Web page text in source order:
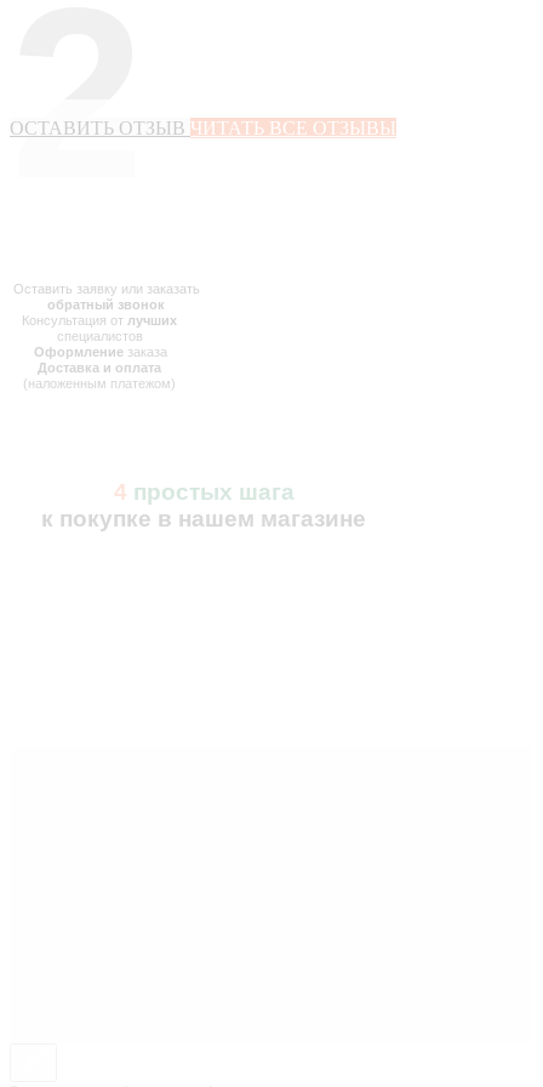
2
Оставить заявку или заказать
обратный звонок
Консультация от лучших
специалистов
Оформление заказа
Доставка и оплата
(наложенным платежом)
4 простых шага
к покупке в нашем магазине
ОСТАВИТЬ ОТЗЫВ ЧИТАТЬ ВСЕ ОТЗЫВЫ